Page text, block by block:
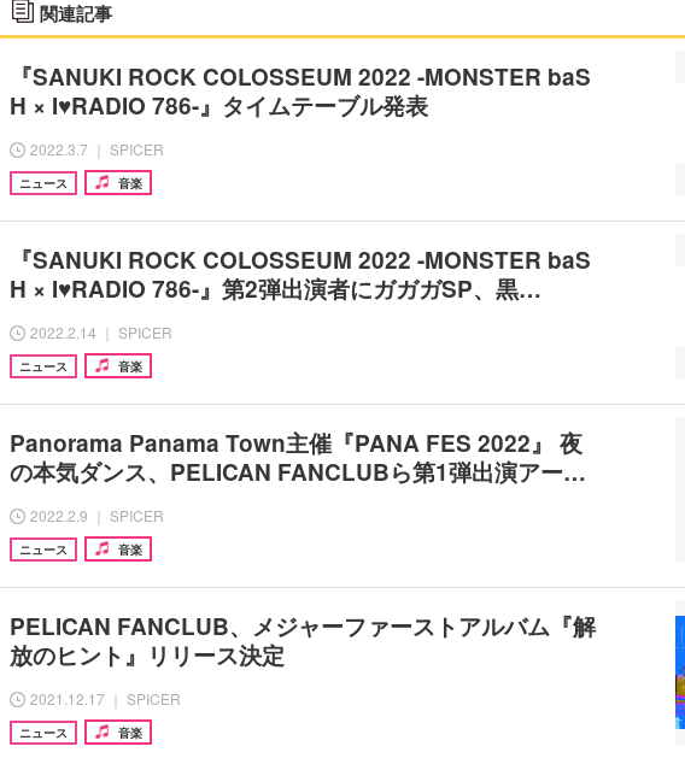
関連記事
『SANUKI ROCK COLOSSEUM 2022 -MONSTER baS
H × I♥RADIO 786-』タイムテーブル発表
2022.3.7 ｜ SPICER
ニュース 音楽
『SANUKI ROCK COLOSSEUM 2022 -MONSTER baS
H × I♥RADIO 786-』第2弾出演者にガガガSP、黒…
2022.2.14 ｜ SPICER
ニュース 音楽
Panorama Panama Town主催『PANA FES 2022』 夜
の本気ダンス、PELICAN FANCLUBら第1弾出演アー…
2022.2.9 ｜ SPICER
ニュース 音楽
PELICAN FANCLUB、メジャーファーストアルバム『解
放のヒント』リリース決定
2021.12.17 ｜ SPICER
ニュース 音楽